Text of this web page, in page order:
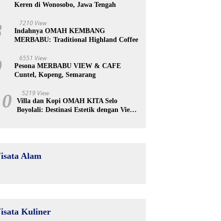
Keren di Wonosobo, Jawa Tengah
7210 View
Indahnya OMAH KEMBANG
MERBABU: Traditional Highland Coffee
6551 View
Pesona MERBABU VIEW & CAFE
Cuntel, Kopeng, Semarang
5219 View
Villa dan Kopi OMAH KITA Selo
Boyolali: Destinasi Estetik dengan View
Alam
Kuliner